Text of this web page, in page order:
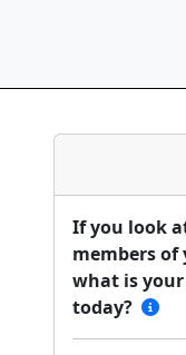
If you look
members of
what is
today?